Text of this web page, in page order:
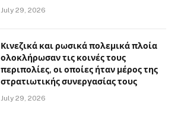
July 29, 2026
Κινεζικά και ρωσικά πολεμικά πλοία
ολοκλήρωσαν τις κοινές τους
περιπολίες, οι οποίες ήταν μέρος της
στρατιωτικής συνεργασίας τους
July 29, 2026